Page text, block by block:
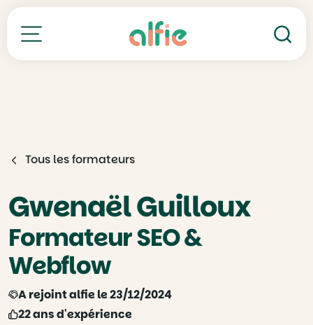
Toutes nos formations
Tous les formateurs
Gwenaël Guilloux
Formateur SEO &
Webflow
A rejoint alfie le 23/12/2024
22 ans d'expérience